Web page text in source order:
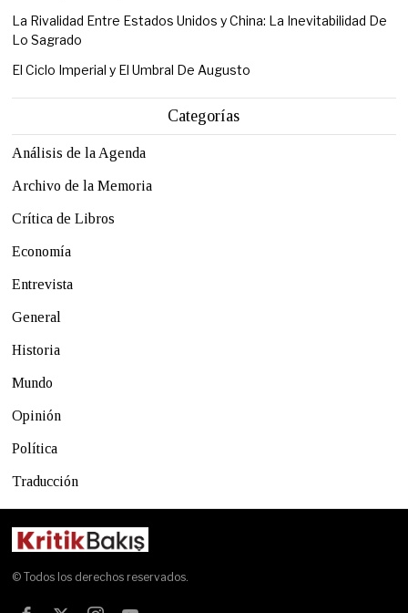
La Rivalidad Entre Estados Unidos y China: La Inevitabilidad De
Lo Sagrado
El Ciclo Imperial y El Umbral De Augusto
Categorías
Análisis de la Agenda
Archivo de la Memoria
Crítica de Libros
Economía
Entrevista
General
Historia
Mundo
Opinión
Política
Traducción
© Todos los derechos reservados.